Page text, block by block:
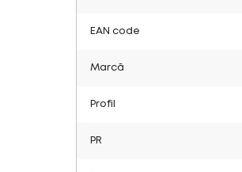
EAN code
Marcă
Profil
PR